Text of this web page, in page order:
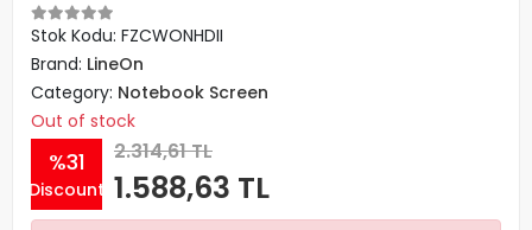
Stok Kodu: FZCWONHDII
Brand: LineOn
Category: Notebook Screen
Out of stock
%31
Discount
2.314,61 TL
1.588,63 TL